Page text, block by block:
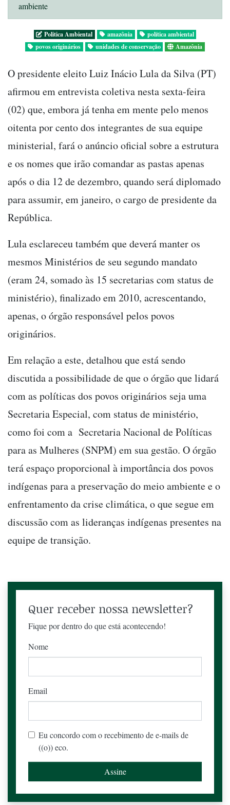
ambiente
Politica Ambiental amazônia
política ambiental
povos originários
unidades de conservação Amazônia
O presidente eleito Luiz Inácio Lula da Silva (PT)
afirmou em entrevista coletiva nesta sexta-feira
(02) que, embora já tenha em mente pelo menos
oitenta por cento dos integrantes de sua equipe
ministerial, fará o anúncio oficial sobre a estrutura
e os nomes que irão comandar as pastas apenas
após o dia 12 de dezembro, quando será diplomado
para assumir, em janeiro, o cargo de presidente da
República.
Lula esclareceu também que deverá manter os
mesmos Ministérios de seu segundo mandato
(eram 24, somado às 15 secretarias com status de
ministério), finalizado em 2010, acrescentando,
apenas, o órgão responsável pelos povos
originários.
Em relação a este, detalhou que está sendo
discutida a possibilidade de que o órgão que lidará
com as políticas dos povos originários seja uma
Secretaria Especial, com status de ministério,
como foi com a Secretaria Nacional de Políticas
para as Mulheres (SNPM) em sua gestão. O órgão
terá espaço proporcional à importância dos povos
indígenas para a preservação do meio ambiente e o
enfrentamento da crise climática, o que segue em
discussão com as lideranças indígenas presentes na
equipe de transição.
Quer receber nossa newsletter?
Fique por dentro do que está acontecendo!
Nome
Email
Eu concordo com o recebimento de e-mails de
((o)) eco.